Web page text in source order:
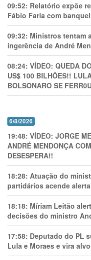
09:52: Relatório expõe
Fábio Faria com
09:32: Ministros tentam
ingerência de André
08:24: VÍDEO: QUEDA
US$ 100 BILHÕES!!
BOLSONARO SE
6/8/2026
19:48: VÍDEO: JORGE
ANDRÉ MENDONÇA
DESESPERA!!
18:28: Atuação do
partidários acende
18:18: Míriam Leitão
decisões do ministro
17:58: Deputado do PL
Lula e Moraes e vira